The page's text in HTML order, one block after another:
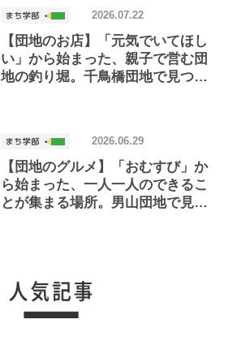
【団地のお店】「元気でいてほし
い」から始まった、親子で営む団
地の釣り堀。千鳥橋団地で見つけ
2026.07.22
【団地のグルメ】「おむすび」か
ら始まった、一人一人のできるこ
とが集まる場所。男山団地で見つ
2026.06.29